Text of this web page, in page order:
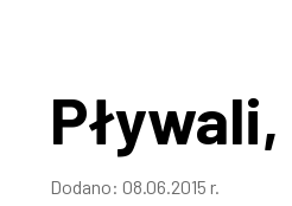
Dodano: 08.06.2015 r.